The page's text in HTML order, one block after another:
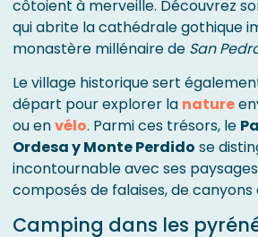
côtoient à merveille. Découvrez
qui abrite la cathédrale gothique
monastère millénaire de San
Le village historique sert
départ pour explorer la nature
ou envélo. Parmi ces trésors, le
Ordesa y Monte Perdido se
incontournable avec ses
composés de falaises, de
Camping dans les